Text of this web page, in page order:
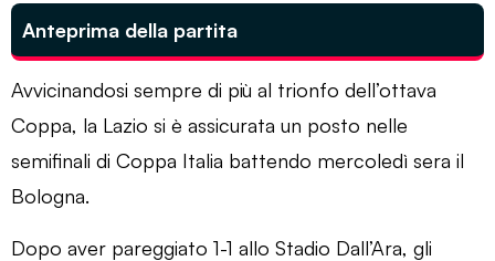
Anteprima della partita
Avvicinandosi sempre di più al trionfo dell’ottava
Coppa, la Lazio si è assicurata un posto nelle
semifinali di Coppa Italia battendo mercoledì sera il
Bologna.
Dopo aver pareggiato 1-1 allo Stadio Dall’Ara, gli